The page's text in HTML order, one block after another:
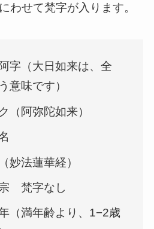
わせて梵字が入ります。
字（大日如来は、全
意味です）
阿弥陀如来）
法蓮華経）
梵字なし
（満年齢より、1−2歳